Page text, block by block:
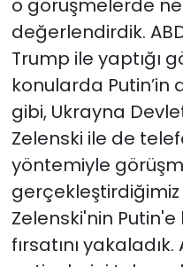
değerlendirdik.
Trump ile yaptığı
konularda Putin’in
gibi, Ukrayna
Zelenski ile de
yöntemiyle
Zelenski'nin Putin'e
fırsatını